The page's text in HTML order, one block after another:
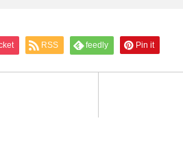
RSS feedly Pin it